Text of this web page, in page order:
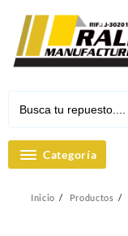
contenido
Categoría
Inicio Productos